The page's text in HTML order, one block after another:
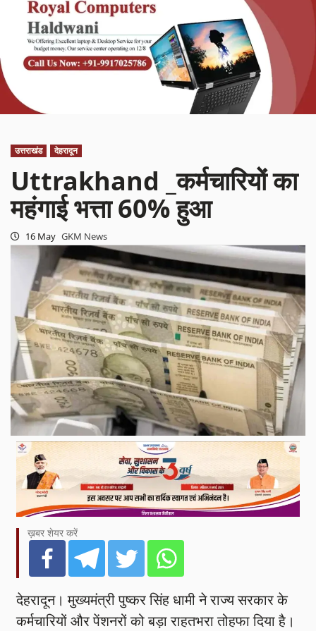
उत्तराखंड देहरादून
Uttrakhand _कर्मचारियों का
महंगाई भत्ता 60% हुआ
16 May GKM News
ख़बर शेयर करें
देहरादून। मुख्यमंत्री पुष्कर सिंह धामी ने राज्य सरकार के
कर्मचारियों और पेंशनरों को बड़ा राहतभरा तोहफा दिया है।